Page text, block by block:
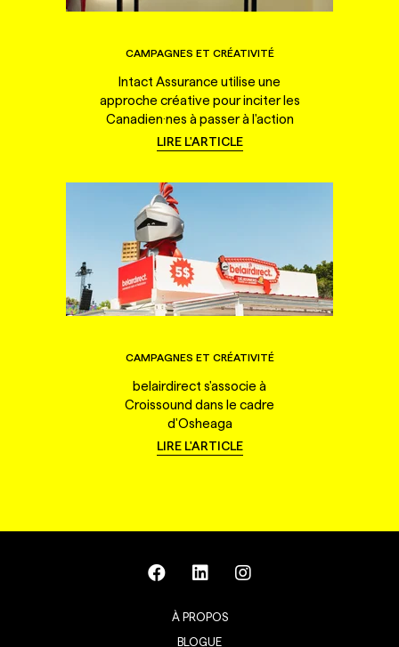
CAMPAGNES ET CRÉATIVITÉ
Intact Assurance utilise une
approche créative pour inciter les
Canadien·nes à passer à l'action
LIRE L'ARTICLE
CAMPAGNES ET CRÉATIVITÉ
belairdirect s'associe à
Croissound dans le cadre
d'Osheaga
LIRE L'ARTICLE
À PROPOS
BLOGUE